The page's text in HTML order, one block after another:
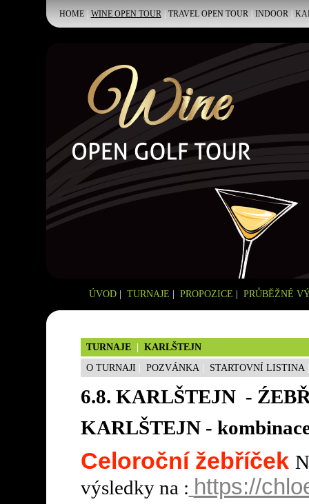
HOME WINE OPEN TOUR TRAVEL OPEN TOUR INDOOR
ÚVOD TURNAJE PROPOZICE PRŮBĚŽNÉ
TURNAJE
KARLŠTEJN
O TURNAJI
POZVÁNKA STARTOVNÍ LISTINA
6.8. KARLŠTEJN -
KARLŠTEJN -
Celoroční žebříček
výsledky na : https://